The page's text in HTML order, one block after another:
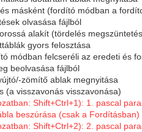
másként (fordító módban a
olvasása fájlból
alakít (tördelés
gyors felosztása
módban felcseréli az eredeti és
beolvasása fájlból
zömítő ablak megnyitása
(a visszavonás visszavonása)
Shift+Ctrl+1): 1. pascal
beszúrása (csak a Fordításban)
Shift+Ctrl+2): 2. pascal